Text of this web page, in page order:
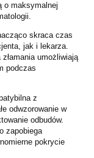
o maksymalnej
skraca czas
jak i lekarza.
umożliwiają
podczas
z
odwzorowanie w
odbudów.
zapobiega
pokrycie